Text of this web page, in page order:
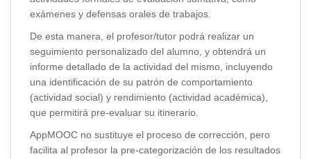
exámenes y defensas orales de trabajos.
De esta manera, el profesor/tutor podrá realizar un
seguimiento personalizado del alumno, y obtendrá un
informe detallado de la actividad del mismo, incluyendo
una identificación de su patrón de comportamiento
(actividad social) y rendimiento (actividad académica),
que permitirá pre-evaluar su itinerario.
AppMOOC no sustituye el proceso de corrección, pero
facilita al profesor la pre-categorización de los resultados